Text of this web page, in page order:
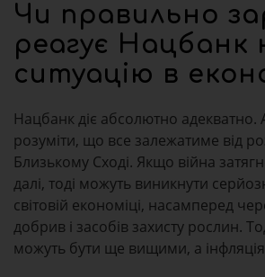
Чи правильно
реагує Нацбанк
ситуацію в
Нацбанк діє абсолютно адекватно.
розуміти, що все залежатиме від
Близькому Сході. Якщо війна
далі, тоді можуть виникнути
світовій економіці, насамперед
добрив і засобів захисту рослин.
можуть бути ще вищими, а